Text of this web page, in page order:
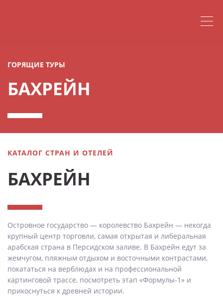
ГОРЯЩИЕ ТУРЫ
БАХРЕЙН
КАТАЛОГ СТРАН И ОТЕЛЕЙ
БАХРЕЙН
Островное государство — королевство Бахрейн — некогда
крупный центр торговли, самая открытая и либеральная
арабская страна в Персидском заливе. В Бахрейн едут за
жемчугом, пляжным отдыхом и восточными контрастами,
покататься на верблюдах и на профессиональной
картинговой трассе, посмотреть этап «Формулы-1» и
прикоснуться к древней истории.